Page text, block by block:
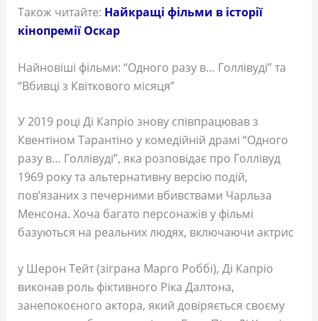
Також читайте: Найкращі фільми в історії
кінопремії Оскар
Найновіші фільми: “Одного разу в… Голлівуді” та
“Вбивці з Квіткового місяця”
У 2019 році Ді Капріо знову співпрацював з
Квентіном Тарантіно у комедійній драмі “Одного
разу в… Голлівуді”, яка розповідає про Голлівуд
1969 року та альтернативну версію подій,
пов’язаних з печерними вбивствами Чарльза
Менсона. Хоча багато персонажів у фільмі
базуються на реальних людях, включаючи актрис
у Шерон Тейт (зіграна Марго Роббі), Ді Капріо
виконав роль фіктивного Ріка Далтона,
занепокоєного актора, який довіряється своєму